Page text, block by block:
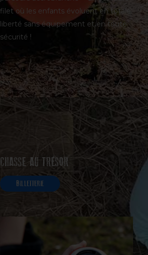
filet où les enfants évoluent en totale
liberté sans équipement et en toute
sécurité !
CHASSE AU TRÉSOR
BILLETTERIE